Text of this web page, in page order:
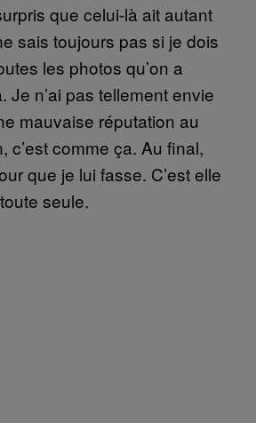
que celui-là ait autant
sais toujours pas si je dois
les photos qu’on a
Je n’ai pas tellement envie
mauvaise réputation au
c’est comme ça. Au final,
que je lui fasse. C’est elle
seule.